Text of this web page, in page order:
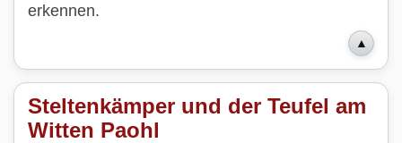
erkennen.
▲
Steltenkämper und der Teufel am
Witten Paohl